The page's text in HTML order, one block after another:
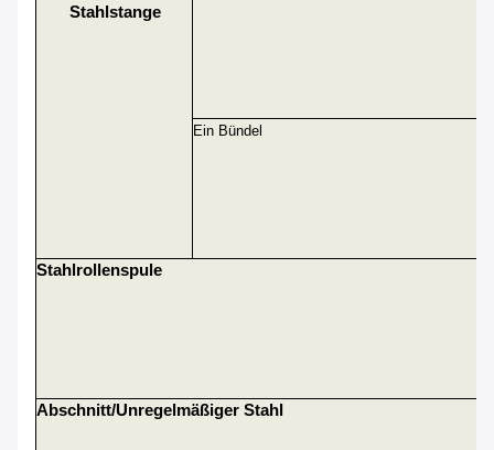
Stahlstange
Ein Bündel
Stahlrollenspule
Abschnitt/unregelmäßiger Stahl